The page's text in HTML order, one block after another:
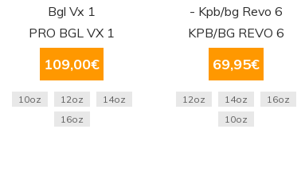
Bgl Vx 1
PRO BGL VX 1
109,00€
10oz 12oz
14oz
16oz
- Kpb/bg Revo 6
KPB/BG REVO 6
69,95€
12oz 14oz
16oz
10oz